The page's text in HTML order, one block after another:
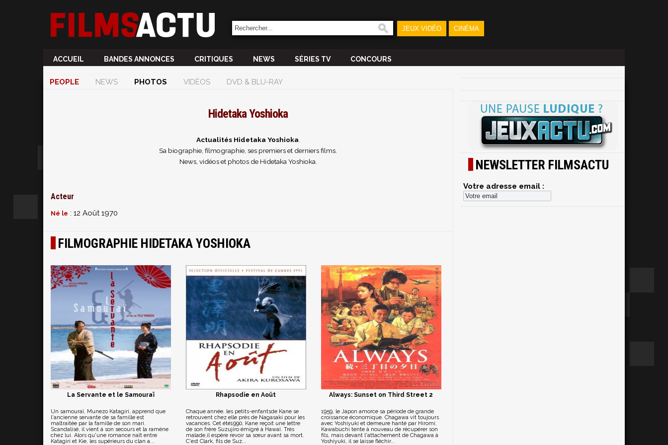
JEUX VIDÉO CINÉMA
ACCUEIL BANDES ANNONCES CRITIQUES NEWS SÉRIES TV CONCOURS
PEOPLE NEWS PHOTOS VIDÉOS DVD & BLU-RAY
Hidetaka Yoshioka
Actualités Hidetaka Yoshioka
Sa biographie, filmographie, ses premiers et derniers films.
News, vidéos et photos de Hidetaka Yoshioka.
Acteur
Né le : 12 Août 1970
FILMOGRAPHIE HIDETAKA YOSHIOKA
La Servante et le Samouraï
Un samouraï, Munezo Katagiri, apprend que
l'ancienne servante de sa famille est
maltraitée par la famille de son mari.
Scandalisé, il vient à son secours et la ramène
chez lui. Alors qu'une romance naît entre
Katagiri et Kie, les supérieurs du clan a...
Rhapsodie en Août
Chaque année, les petits-enfantsde Kane se
retrouvent chez elle près de Nagasaki pour les
vacances. Cet été1990, Kane reçoit une lettre
de son frère Suzujiro émigré à Hawaï. Très
malade,il espère revoir sa sœur avant sa mort.
C'est Clark, fils de Suz...
Always: Sunset on Third Street 2
1959, le Japon amorce sa période de grande
croissance économique. Chagawa vit toujours
avec Yoshiyuki et demeure hanté par Hiromi.
Kawabuchi tente à nouveau de récupérer son
fils, mais devant l'attachement de Chagawa à
Yoshiyuki, il se laisse fléchir...
NEWSLETTER FILMSACTU
Votre adresse email :